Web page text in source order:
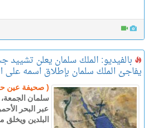
بالفيديو: الملك سلمان يعلن
يفاجئ الملك سلمان بإطلاق اسمه على
( صحيفة عين
سلمان
عبر البحر
البلدين